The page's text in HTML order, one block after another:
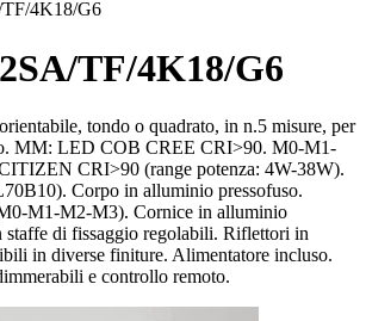
4K18/G6
TF/4K18/G6
tondo o quadrato, in n.5 misure, per
MM: LED COB CREE CRI>90. M0-M1-
CRI>90 (range potenza: 4W-38W).
Corpo in alluminio pressofuso.
M1-M2-M3). Cornice in alluminio
staffe di fissaggio regolabili. Riflettori in
in diverse finiture. Alimentatore incluso.
e controllo remoto.